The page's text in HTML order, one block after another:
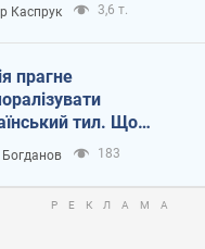
Каспрук 3,6 т.
прагне
тил. Що
собі нагадати
Богданов 183